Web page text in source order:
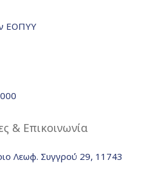
ΕΟΠΥΥ
& Επικοινωνία
Λεωφ. Συγγρού 29, 11743